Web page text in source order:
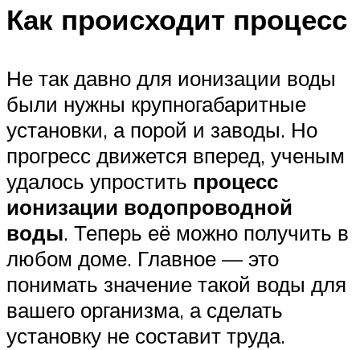
Как происходит процесс
Не так давно для ионизации воды
были нужны крупногабаритные
установки, а порой и заводы. Но
прогресс движется вперед, ученым
удалось упростить процесс
ионизации водопроводной
воды. Теперь её можно получить в
любом доме. Главное — это
понимать значение такой воды для
вашего организма, а сделать
установку не составит труда.